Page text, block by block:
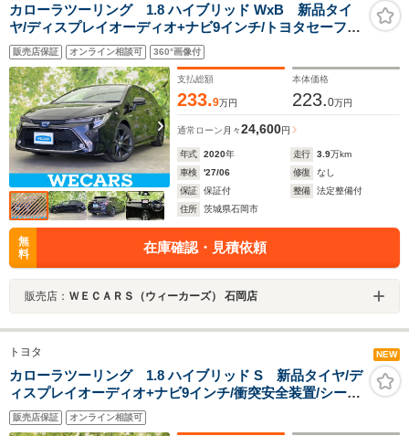
カローラツーリング 1.8 ハイブリッド WxB 新品タイ
ヤ/ディスプレイオーディオ+ナビ9インチ/トヨタセーフテ
ィセンス/車線逸脱防止支援システム/シート ハーフレザ
ー/ヘッドランプ LED/Bluetooth接続/ETC2.0
販売店保証 オンライン相談可 360°画像付
支払総額
233.9万円
本体価格
223.0万円
通常ローン 月々24,600円
年式 2020年 走行 3.9万km
車検
'27/06 修復
なし
保証
保証付 整備
法定整備付
住所
茨城県石岡市
無
料
在庫確認・見積依頼
販売店： ＷＥＣＡＲＳ（ウィーカーズ） 石岡店
トヨタ NEW
カローラツーリング 1.8 ハイブリッド S 新品タイヤ/デ
ィスプレイオーディオ+ナビ9インチ/衝突安全装置/シート
ヒーター 前席/車線逸脱防止支援システム/ドライブレコー
ダー 純正/ヘッドランプ LED/USBジャック
販売店保証 オンライン相談可